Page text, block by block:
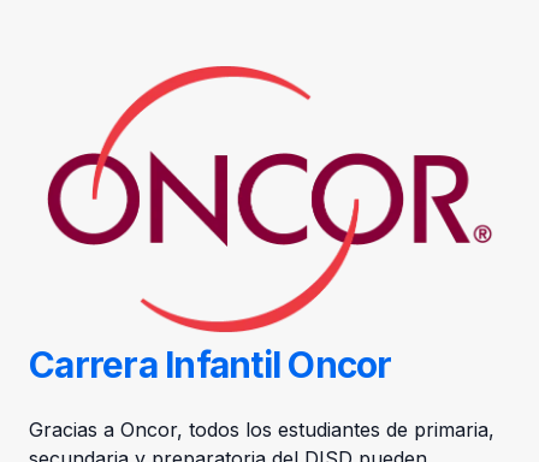
Carrera Infantil Oncor
Gracias a Oncor, todos los estudiantes de primaria,